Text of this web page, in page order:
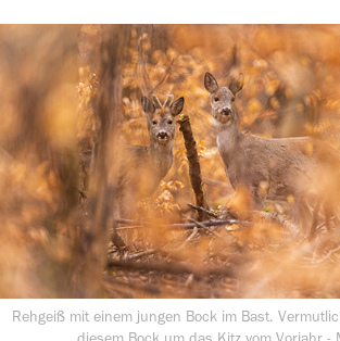
Rehgeiß mit einem jungen Bock im Bast.